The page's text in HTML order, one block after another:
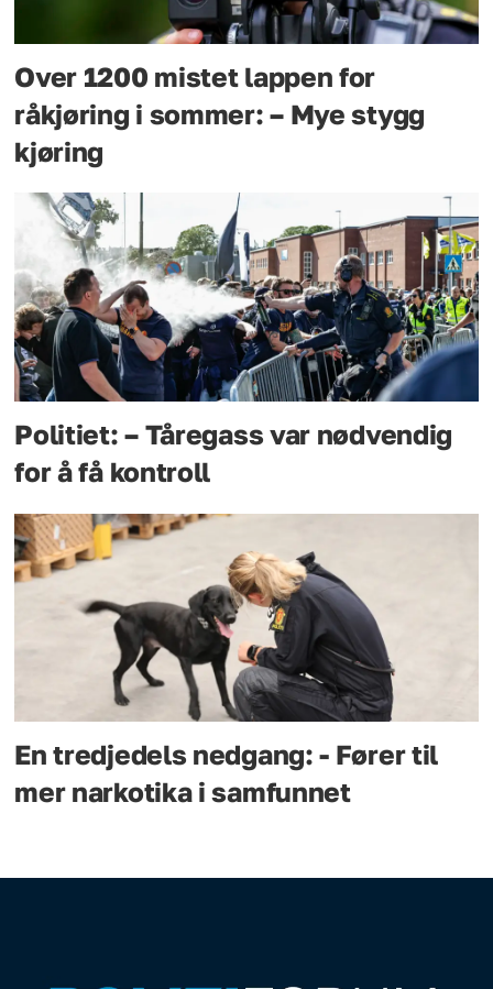
Over 1200 mistet lappen for
råkjøring i sommer: – Mye stygg
kjøring
Politiet: – Tåregass var nødvendig
for å få kontroll
En tredjedels nedgang: - Fører til
mer narkotika i samfunnet